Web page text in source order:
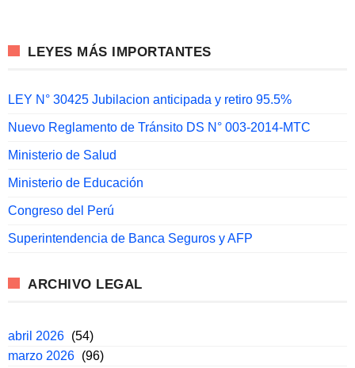
LEYES MÁS IMPORTANTES
LEY N° 30425 Jubilacion anticipada y retiro 95.5%
Nuevo Reglamento de Tránsito DS N° 003-2014-MTC
Ministerio de Salud
Ministerio de Educación
Congreso del Perú
Superintendencia de Banca Seguros y AFP
ARCHIVO LEGAL
abril 2026 (54)
marzo 2026 (96)